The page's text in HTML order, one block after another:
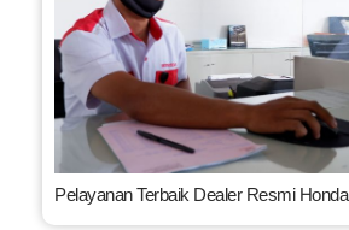
Pelayanan Terbaik Dealer Resmi Honda